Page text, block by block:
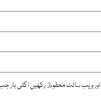
اور ویب سائٹ محفوظ رکھیں اگلی